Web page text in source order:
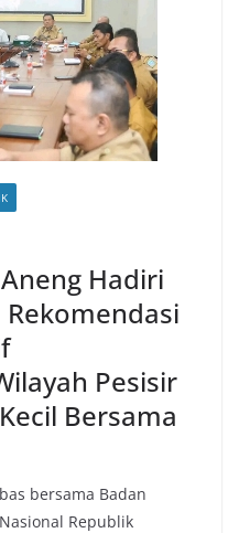
Hadiri
Rekomendasi
Pesisir
Bersama
bersama Badan
Republik